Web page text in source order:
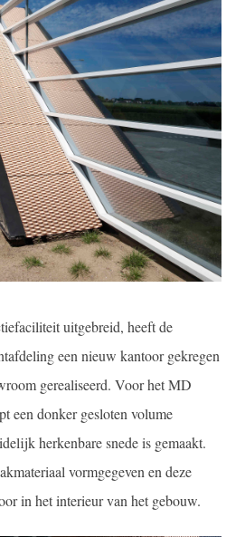
uitgebreid, heeft de
een nieuw kantoor gekregen
gerealiseerd. Voor het MD
een donker gesloten volume
herkenbare snede is gemaakt.
vormgegeven en deze
in het interieur van het gebouw.